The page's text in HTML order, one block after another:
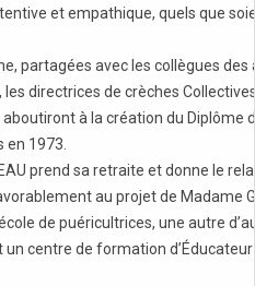
et empathique, quels que
partagées avec les collègues des
directrices de crèches
à la création du Diplôme
en 1973.
prend sa retraite et donne le
au projet de Madame
de puéricultrices, une autre
centre de formation